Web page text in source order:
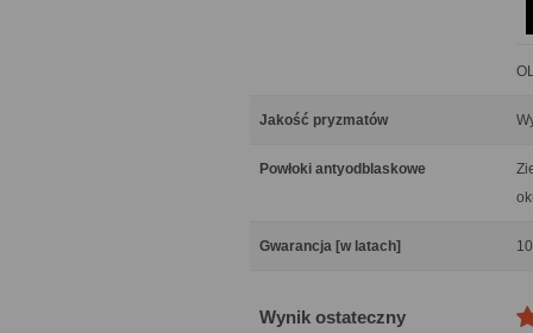
Jakość pryzmatów
Powłoki antyodblaskowe
Gwarancja [w latach] 10
Wynik ostateczny